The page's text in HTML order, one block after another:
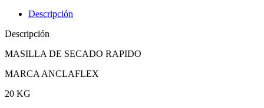
Descripción
Descripción
MASILLA DE SECADO RAPIDO
MARCA ANCLAFLEX
20 KG